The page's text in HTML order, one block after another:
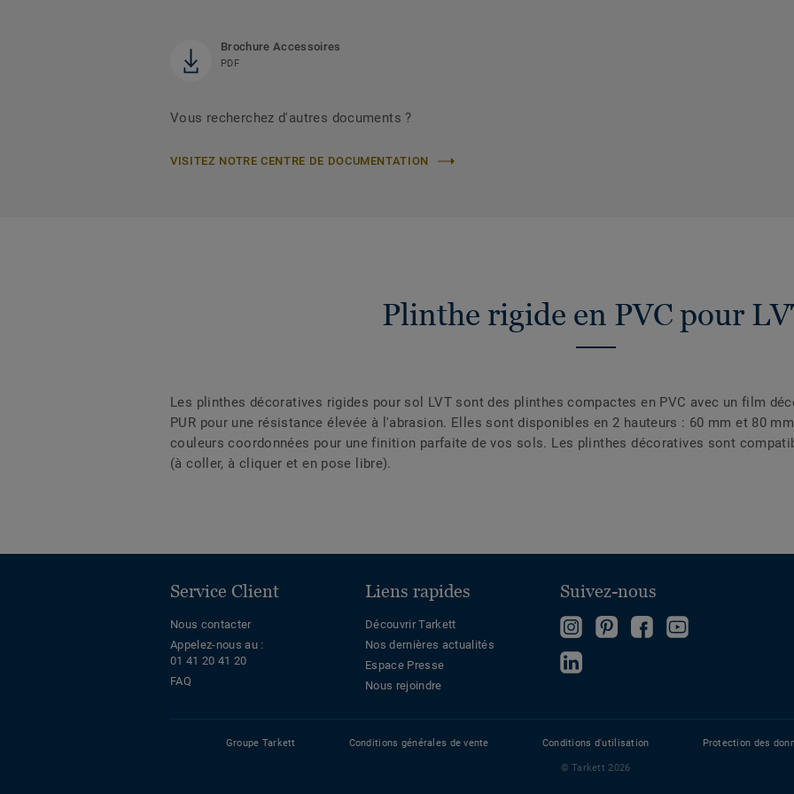
Brochure Accessoires
PDF
Vous recherchez d'autres documents ?
VISITEZ NOTRE CENTRE DE DOCUMENTATION
Plinthe rigide en PVC pour
Les plinthes décoratives rigides pour sol LVT sont des plinthes compactes en PVC avec un film
PUR pour une résistance élevée à l'abrasion. Elles sont disponibles en 2 hauteurs : 60 mm et 80
couleurs coordonnées pour une finition parfaite de vos sols. Les plinthes décoratives sont
(à coller, à cliquer et en pose libre).
Service Client
Nous contacter
Appelez-nous au :
01 41 20 41 20
FAQ
Liens rapides
Découvrir Tarkett
Nos dernières actualités
Espace Presse
Nous rejoindre
Suivez-nous
Follow
on
FollowDevenezRegardez
Follow
Groupe Tarkett Conditions générales de vente Conditions d'utilisation Protection des
© Tarkett 2026